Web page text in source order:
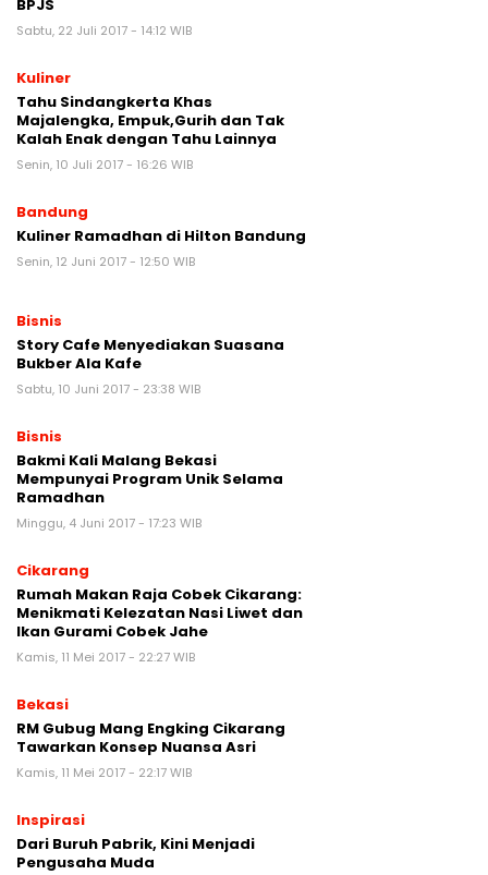
BPJS
Sabtu, 22 Juli 2017 - 14:12 WIB
Kuliner
Tahu Sindangkerta Khas
Majalengka, Empuk,Gurih dan Tak
Kalah Enak dengan Tahu Lainnya
Senin, 10 Juli 2017 - 16:26 WIB
Bandung
Kuliner Ramadhan di Hilton Bandung
Senin, 12 Juni 2017 - 12:50 WIB
Bisnis
Story Cafe Menyediakan Suasana
Bukber Ala Kafe
Sabtu, 10 Juni 2017 - 23:38 WIB
Bisnis
Bakmi Kali Malang Bekasi
Mempunyai Program Unik Selama
Ramadhan
Minggu, 4 Juni 2017 - 17:23 WIB
Cikarang
Rumah Makan Raja Cobek Cikarang:
Menikmati Kelezatan Nasi Liwet dan
Ikan Gurami Cobek Jahe
Kamis, 11 Mei 2017 - 22:27 WIB
Bekasi
RM Gubug Mang Engking Cikarang
Tawarkan Konsep Nuansa Asri
Kamis, 11 Mei 2017 - 22:17 WIB
Inspirasi
Dari Buruh Pabrik, Kini Menjadi
Pengusaha Muda